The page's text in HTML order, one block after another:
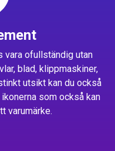
vara ofullständig utan
blad, klippmaskiner,
utsikt kan du också
som också kan
varumärke.